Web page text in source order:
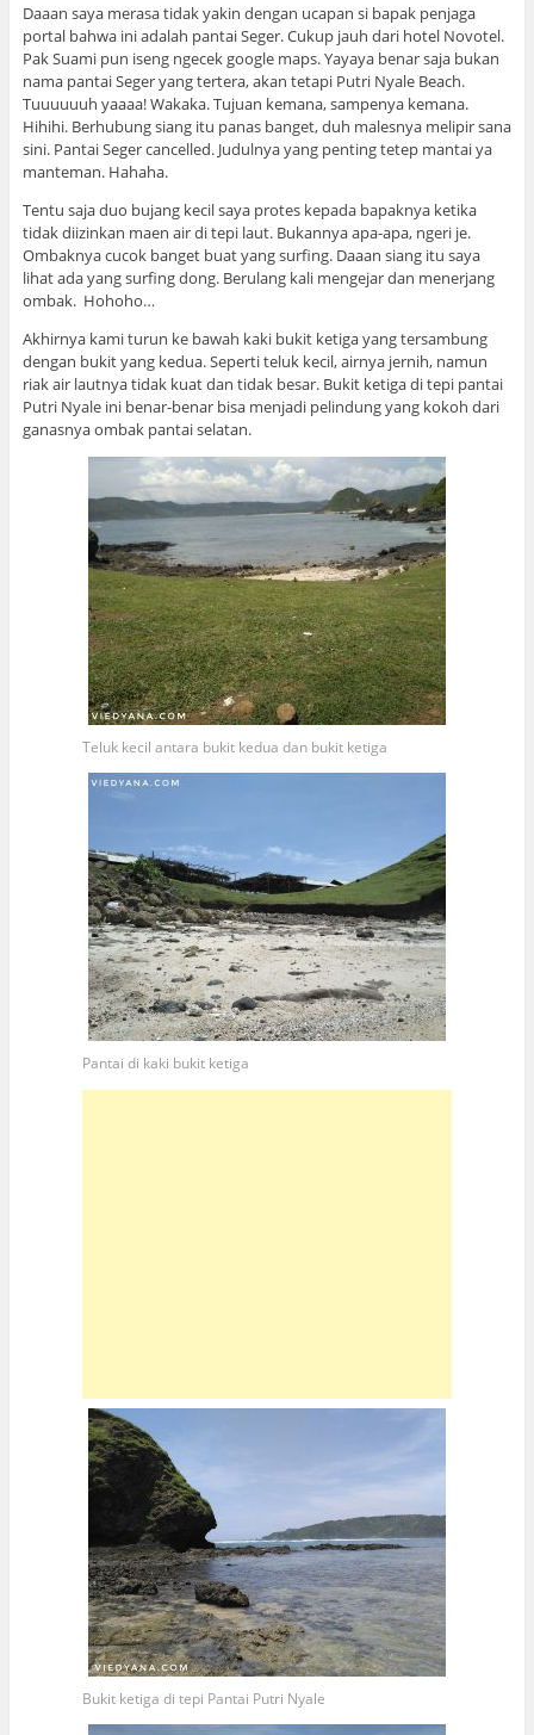
Daaan saya merasa tidak yakin dengan ucapan si bapak penjaga
portal bahwa ini adalah pantai Seger. Cukup jauh dari hotel Novotel.
Pak Suami pun iseng ngecek google maps. Yayaya benar saja bukan
nama pantai Seger yang tertera, akan tetapi Putri Nyale Beach.
Tuuuuuuh yaaaa! Wakaka. Tujuan kemana, sampenya kemana.
Hihihi. Berhubung siang itu panas banget, duh malesnya melipir sana
sini. Pantai Seger cancelled. Judulnya yang penting tetep mantai ya
manteman. Hahaha.
Tentu saja duo bujang kecil saya protes kepada bapaknya ketika
tidak diizinkan maen air di tepi laut. Bukannya apa-apa, ngeri je.
Ombaknya cucok banget buat yang surfing. Daaan siang itu saya
lihat ada yang surfing dong. Berulang kali mengejar dan menerjang
ombak. Hohoho…
Akhirnya kami turun ke bawah kaki bukit ketiga yang tersambung
dengan bukit yang kedua. Seperti teluk kecil, airnya jernih, namun
riak air lautnya tidak kuat dan tidak besar. Bukit ketiga di tepi pantai
Putri Nyale ini benar-benar bisa menjadi pelindung yang kokoh dari
ganasnya ombak pantai selatan.
Teluk kecil antara bukit kedua dan bukit ketiga
Pantai di kaki bukit ketiga
Bukit ketiga di tepi Pantai Putri Nyale